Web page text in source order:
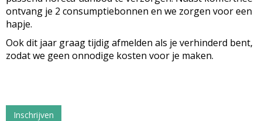
ontvang je 2 consumptiebonnen en we zorgen voor een
hapje.
Ook dit jaar graag tijdig afmelden als je verhinderd bent,
zodat we geen onnodige kosten voor je maken.
Inschrijven